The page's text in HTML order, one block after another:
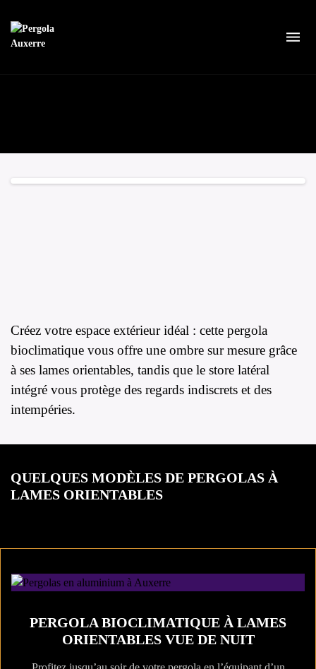
Créez votre espace extérieur idéal : cette pergola
bioclimatique vous offre une ombre sur mesure grâce
à ses lames orientables, tandis que le store latéral
intégré vous protège des regards indiscrets et des
intempéries.
QUELQUES MODÈLES DE PERGOLAS À
LAMES ORIENTABLES
PERGOLA BIOCLIMATIQUE À LAMES
ORIENTABLES VUE DE NUIT